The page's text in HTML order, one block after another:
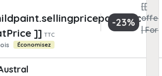
]] TTC
[[
|
Économisez
-23%